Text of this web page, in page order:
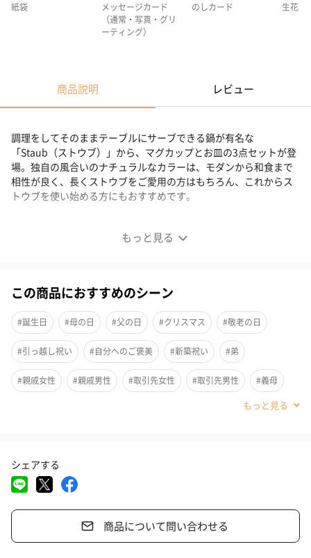
紙袋
メッセージカード
（通常・写真・グリ
ーティング）
のしカード 生花
商品説明 レビュー
もっと見る
調理をしてそのままテーブルにサーブできる鍋が有名な
「Staub（ストウブ）」から、マグカップとお皿の3点セットが登
場。独自の風合いのナチュラルなカラーは、モダンから和食まで
相性が良く、長くストウブをご愛用の方はもちろん、これからス
トウブを使い始める方にもおすすめです。
この商品におすすめのシーン
#誕生日 #母の日 #父の日 #クリスマス #敬老の日
#引っ越し祝い #自分へのご褒美 #新築祝い #弟
#親戚女性 #親戚男性 #取引先女性 #取引先男性 #義母
#息子
#上司男性
#妻 #夫
#20代後半 #30代 #40代 #50代
シェアする
商品について問い合わせる